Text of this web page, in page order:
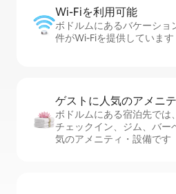
Wi-Fiを利⁠用⁠可⁠能
ボドルムにあるバケーショ
件がWi-Fiを提供しています
ゲストに人⁠気⁠のア⁠メ⁠ニ⁠
ボドルムにある宿泊先では
チ⁠ェ⁠ッ⁠ク⁠イ⁠ン、ジム、バー
気のアメニティ・設備です